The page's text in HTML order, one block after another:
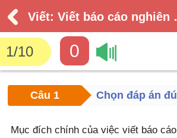
Viết: Viết
1/10 0
Câu 1 Chọn đáp án
Mục đích chính của việc viết báo